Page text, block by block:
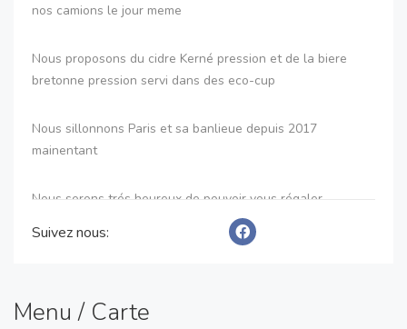
nos camions le jour meme
Nous proposons du cidre Kerné pression et de la biere
bretonne pression servi dans des eco-cup
Nous sillonnons Paris et sa banlieue depuis 2017
mainentant
Nous serons trés heureux de pouvoir vous régaler
Suivez nous:
Menu / Carte